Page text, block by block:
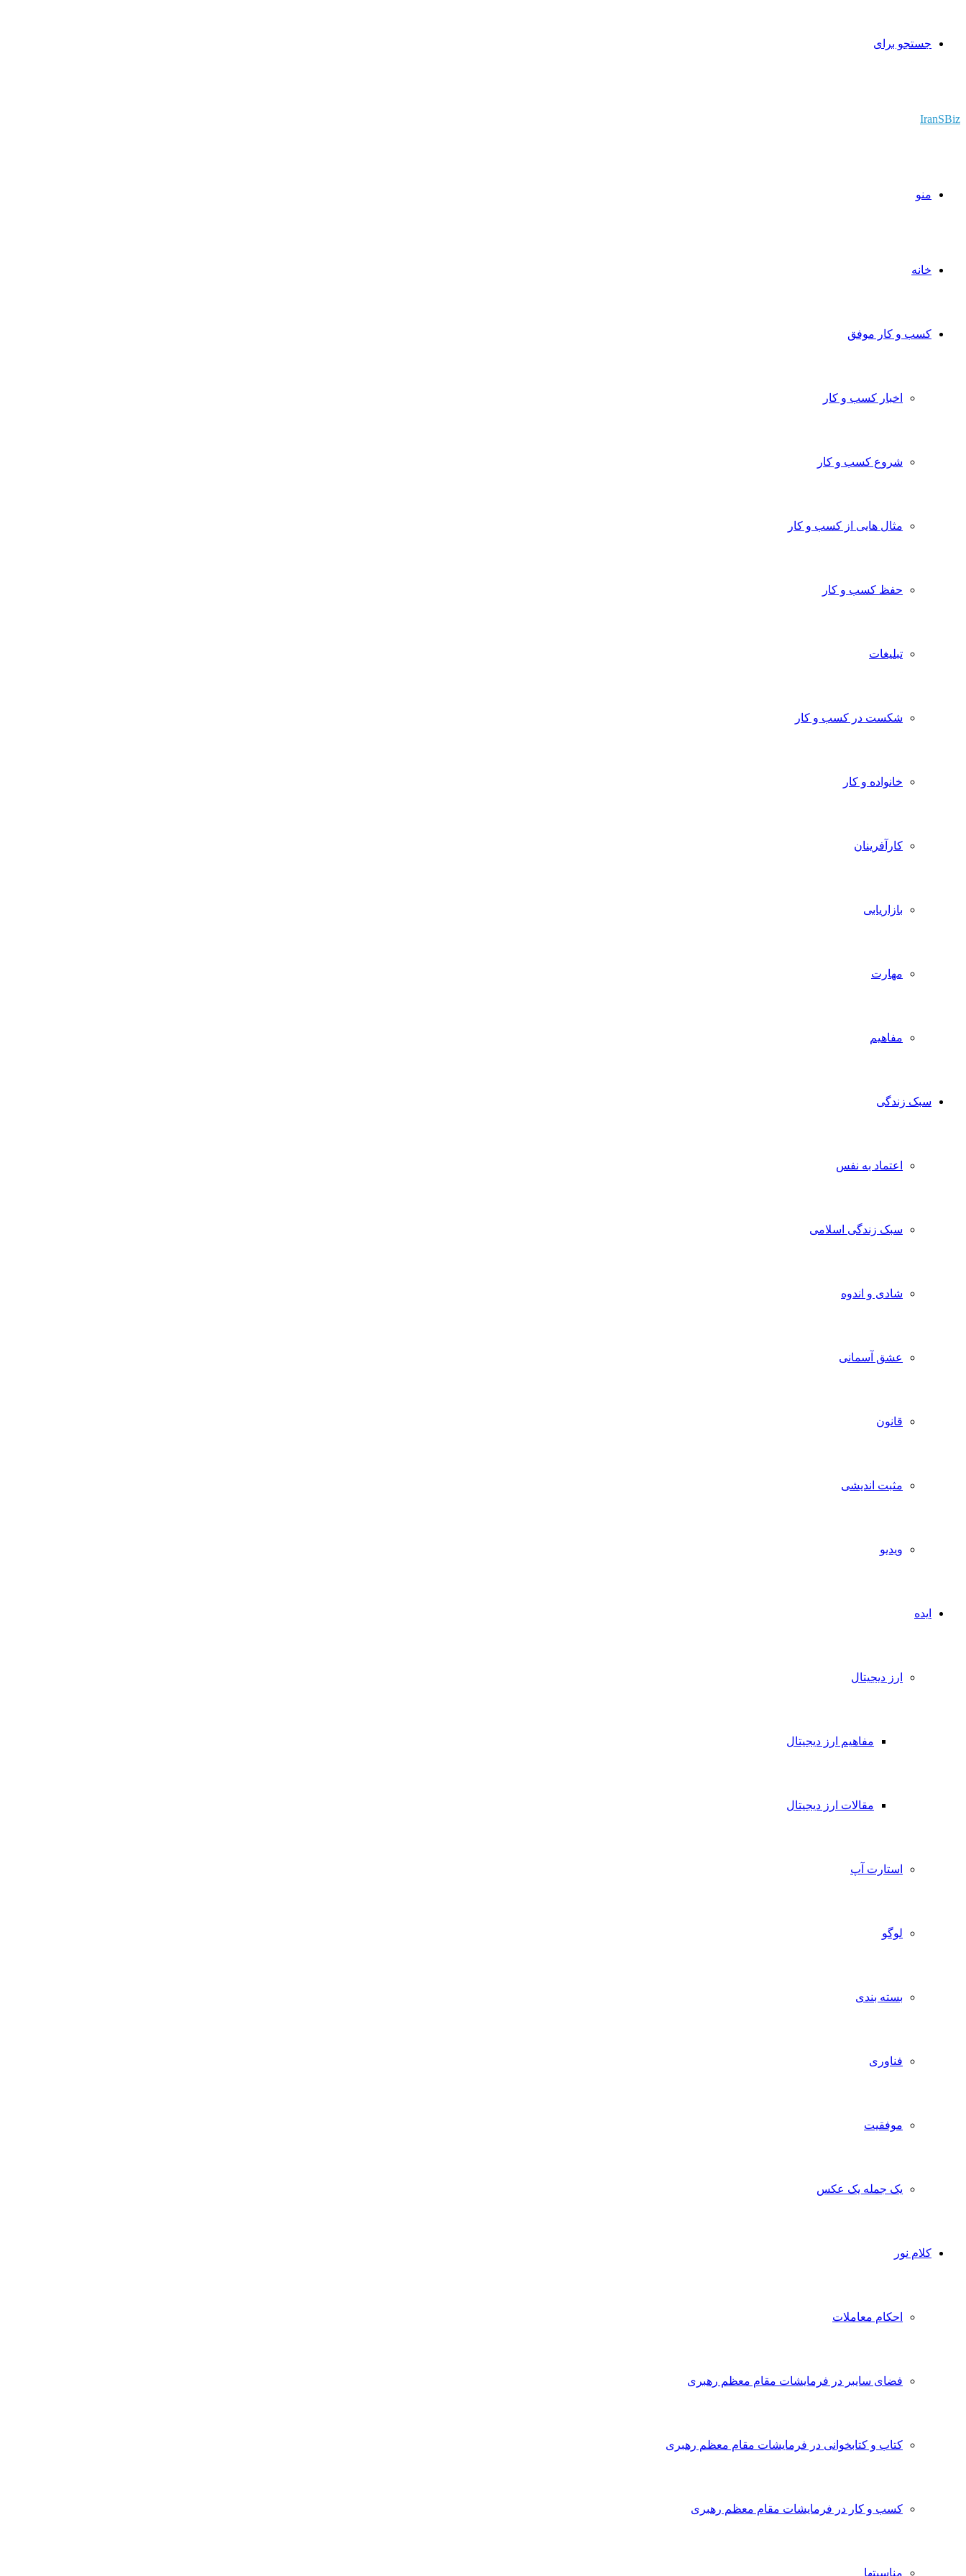
جستجو برای
IranSBiz
منو
خانه
کسب و کار موفق
اخبار کسب و کار
شروع کسب و کار
مثال هایی از کسب و کار
حفظ کسب و کار
تبلیغات
شکست در کسب و کار
خانواده و کار
کارآفرینان
بازاریابی
مهارت
مفاهیم
سبک زندگی
اعتماد به نفس
سبک زندگی اسلامی
شادی و اندوه
عشق آسمانی
قانون
مثبت اندیشی
ویدیو
ایده
ارز دیجیتال
مفاهیم ارز دیجیتال
مقالات ارز دیجیتال
استارت آپ
لوگو
بسته بندی
فناوری
موفقیت
یک جمله یک عکس
کلام نور
احکام معاملات
فضای سایبر در فرمایشات مقام معظم رهبری
کتاب و کتابخوانی در فرمایشات مقام معظم رهبری
کسب و کار در فرمایشات مقام معظم رهبری
مناسبتها